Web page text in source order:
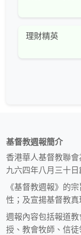
理財精英
基督教週報簡介
香港華人基督教聯
九六四年八月三十
《基督教週報》的
性；及宣揚基督教真
週報內容包括報道
授、教會牧師、信